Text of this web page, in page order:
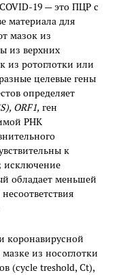
19 — это ПЦР с
материала для
мазок из
из верхних
из ротоглотки или
целевые гены
определяет
ORF1, ген
РНК
к
исключение
обладает меньшей
коронавирусной
из носоглотки
(cycle treshold, Ct),